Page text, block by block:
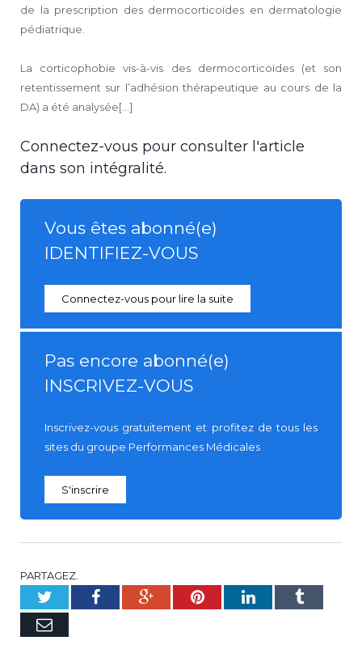
de la prescription des dermocorticoïdes en dermatologie
pédiatrique.
La corticophobie vis-à-vis des dermocorticoïdes (et son
retentissement sur l’adhésion thérapeutique au cours de la
DA) a été analysée[...]
Connectez-vous pour consulter l'article
dans son intégralité.
Vous êtes abonné(e)
IDENTIFIEZ-VOUS
Connectez-vous pour lire la suite
Pas encore abonné(e)
INSCRIVEZ-VOUS
Inscrivez-vous gratuitement et profitez de tous les
sites du groupe Performances Médicales
S'inscrire
PARTAGEZ.
TwitterFacebookGoogle+PinterestLinkedInTumblr
E-